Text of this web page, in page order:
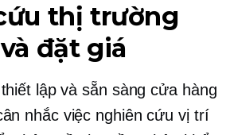
thị trường
đặt giá
lập và sẵn sàng cửa hàng
nhắc việc nghiên cứu vị trí